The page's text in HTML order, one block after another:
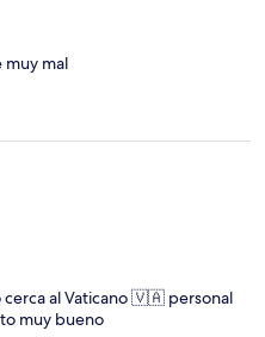
muy mal
cerca al Vaticano 🇻🇦 personal
muy bueno